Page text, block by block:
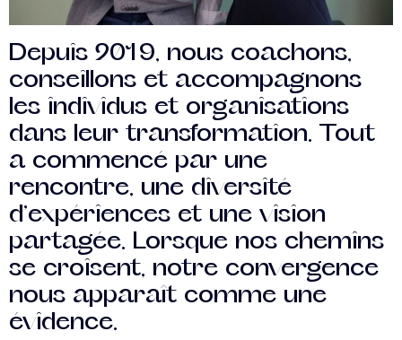
Depuis 2019, nous coachons,
conseillons et accompagnons
les individus et organisations
dans leur transformation. Tout
a commencé par une
rencontre, une diversité
d’expériences et une vision
partagée. Lorsque nos chemins
se croisent, notre convergence
nous apparaît comme une
évidence.